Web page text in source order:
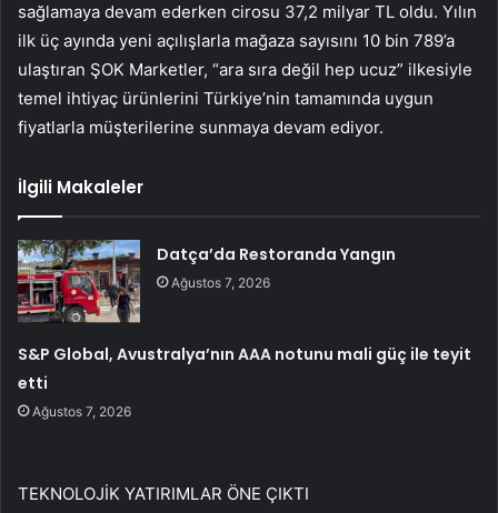
sağlamaya devam ederken cirosu 37,2 milyar TL oldu. Yılın
ilk üç ayında yeni açılışlarla mağaza sayısını 10 bin 789’a
ulaştıran ŞOK Marketler, “ara sıra değil hep ucuz” ilkesiyle
temel ihtiyaç ürünlerini Türkiye’nin tamamında uygun
fiyatlarla müşterilerine sunmaya devam ediyor.
İlgili Makaleler
Datça’da Restoranda Yangın
Ağustos 7, 2026
S&P Global, Avustralya’nın AAA notunu mali güç ile teyit
etti
Ağustos 7, 2026
TEKNOLOJİK YATIRIMLAR ÖNE ÇIKTI